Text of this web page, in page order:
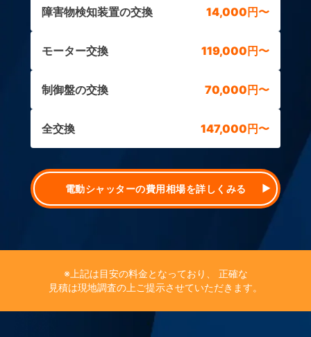
障害物検知装置の交換 14,000円〜
モーター交換 119,000円〜
制御盤の交換 70,000円〜
全交換 147,000円〜
電動シャッターの費用相場を詳しくみる
※上記は目安の料金となっており、 正確な
見積は現地調査の上ご提示させていただきます。